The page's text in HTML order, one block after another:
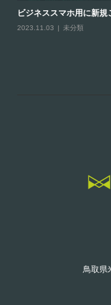
ビジネススマホ用に新規
2023.11.03 未分類
鳥取県